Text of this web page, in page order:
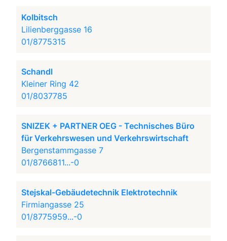
Kolbitsch
Lilienberggasse 16
01/8775315
Schandl
Kleiner Ring 42
01/8037785
SNIZEK + PARTNER OEG - Technisches Büro
für Verkehrswesen und Verkehrswirtschaft
Bergenstammgasse 7
01/8766811...-0
Stejskal-Gebäudetechnik Elektrotechnik
Firmiangasse 25
01/8775959...-0